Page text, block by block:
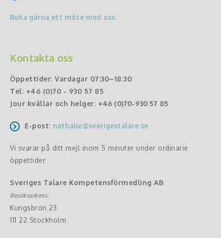
Boka gärna ett möte med oss.
Kontakta oss
Öppettider: Vardagar 07:30–18:30
Tel: +46 (0)70 - 930 57 85
Jour kvällar och helger: +46 (0)70-930 57 85
E-post: nathalie@sverigestalare.se
Vi svarar på ditt mejl inom 5 minuter under ordinarie
öppettider
Sveriges Talare Kompetensförmedling AB
Besöksadress:
Kungsbron 23
111 22 Stockholm